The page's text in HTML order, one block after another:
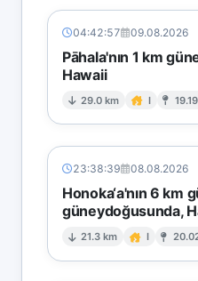
04:42:57 09.08.2026
Pāhala'nın 1 km
Hawaii
29.0 km I
23:38:39 08.08.2026
Honoka‘a'nın 6 km
güneydoğusunda,
21.3 km I